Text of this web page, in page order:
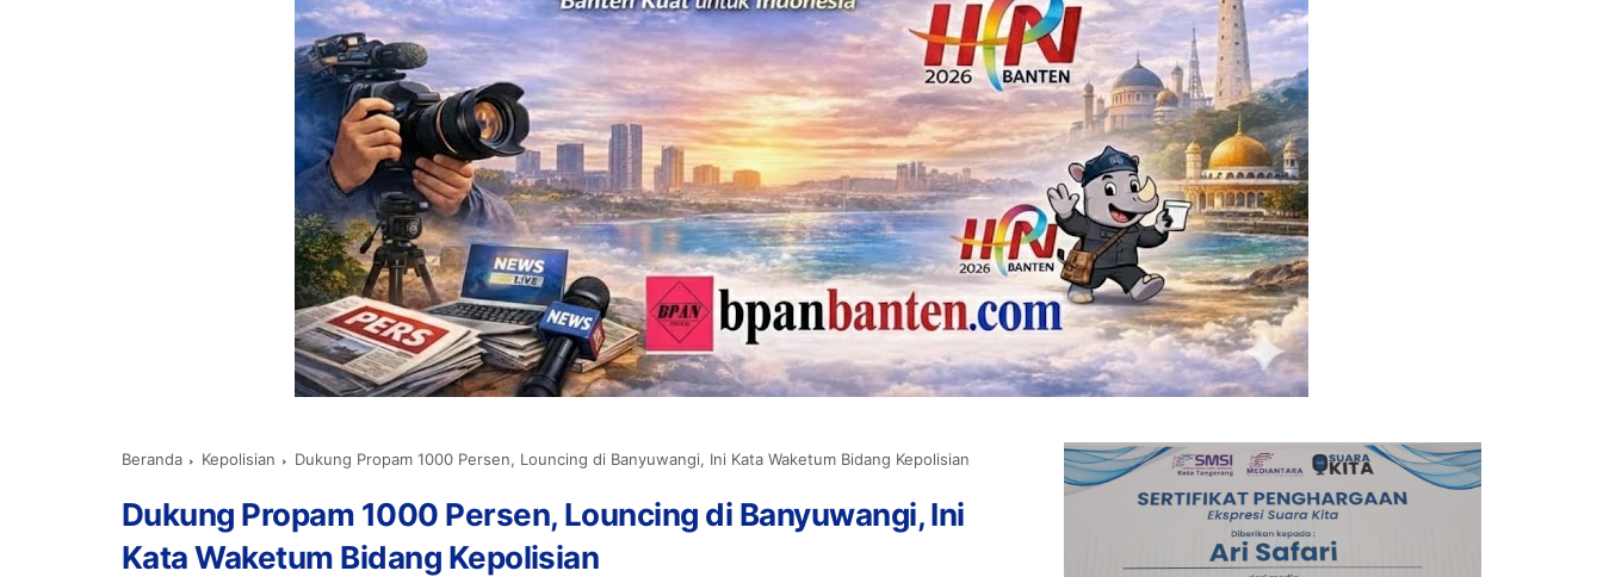
Beranda Kepolisian Dukung Propam 1000 Persen, Louncing di Banyuwangi, Ini Kata Waketum Bidang Kepolisian
Dukung Propam 1000 Persen, Louncing di Banyuwangi, Ini
Kata Waketum Bidang Kepolisian